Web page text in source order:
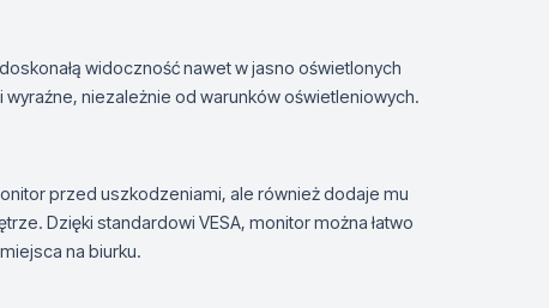
widoczność nawet w jasno oświetlonych
niezależnie od warunków oświetleniowych.
przed uszkodzeniami, ale również dodaje mu
Dzięki standardowi VESA, monitor można łatwo
na biurku.